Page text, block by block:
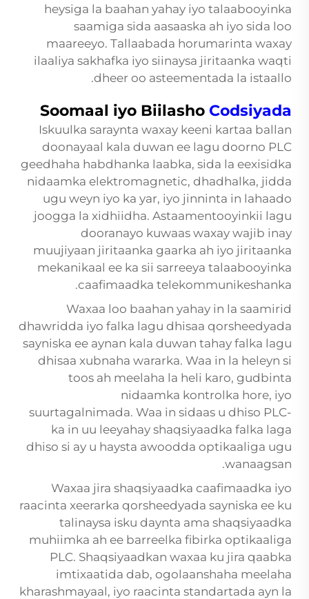
heysiga la baahan yahay iyo talaabooyinka
saamiga sida aasaaska ah iyo sida loo
maareeyo. Tallaabada horumarinta waxay
ilaaliya sakhafka iyo siinaysa jiritaanka waqti
dheer oo asteementada la istaallo.
Soomaal iyo Biilasho Codsiyada
Iskuulka saraynta waxay keeni kartaa ballan
doonayaal kala duwan ee lagu doorno PLC
geedhaha habdhanka laabka, sida la eexisidka
nidaamka elektromagnetic, dhadhalka, jidda
ugu weyn iyo ka yar, iyo jinninta in lahaado
joogga la xidhiidha. Astaamentooyinkii lagu
dooranayo kuwaas waxay wajib inay
muujiyaan jiritaanka gaarka ah iyo jiritaanka
mekanikaal ee ka sii sarreeya talaabooyinka
caafimaadka telekommunikeshanka.
Waxaa loo baahan yahay in la saamirid
dhawridda iyo falka lagu dhisaa qorsheedyada
sayniska ee aynan kala duwan tahay falka lagu
dhisaa xubnaha wararka. Waa in la heleyn si
toos ah meelaha la heli karo, gudbinta
nidaamka kontrolka hore, iyo
suurtagalnimada. Waa in sidaas u dhiso PLC-
ka in uu leeyahay shaqsiyaadka falka laga
dhiso si ay u haysta awoodda optikaaliga ugu
wanaagsan.
Waxaa jira shaqsiyaadka caafimaadka iyo
raacinta xeerarka qorsheedyada sayniska ee ku
talinaysa isku daynta ama shaqsiyaadka
muhiimka ah ee barreelka fibirka optikaaliga
PLC. Shaqsiyaadkan waxaa ku jira qaabka
imtixaatida dab, ogolaanshaha meelaha
kharashmayaal, iyo raacinta standartada ayn la